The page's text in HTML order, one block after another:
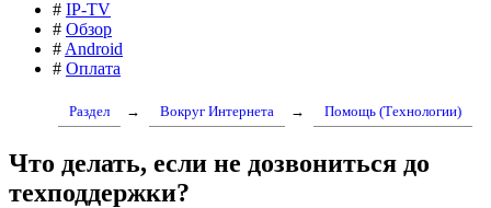
# IP-TV
# Обзор
# Android
# Оплата
Раздел → Вокруг Интернета → Помощь (Технологии)
Что делать, если не дозвониться до
техподдержки?